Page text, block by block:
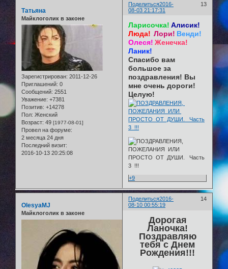
Поделиться 13
2016-
08-03 21:17:31
Татьяна
Майклоголик в законе
Зарегистрирован: 2011-12-26
Приглашений: 0
Сообщений: 2551
Уважение: +7381
Позитив: +14278
Пол: Женский
Возраст: 49 [1977-08-01]
Провел на форуме:
2 месяца 24 дня
Последний визит:
2016-10-13 20:25:08
Ларисочка! Алисик!
Люда! Лори! Венди!
Олеся! Женечка!
Ланик!
Спасибо вам
большое за
поздравления! Вы
мне очень дороги!
Целую!
+9
Поделиться 14
2016-
08-10 00:55:19
OlesyaMJ
Майклоголик в законе
Дорогая
Ланочка!
Поздравляю
тебя с Днем
Рождения!!!